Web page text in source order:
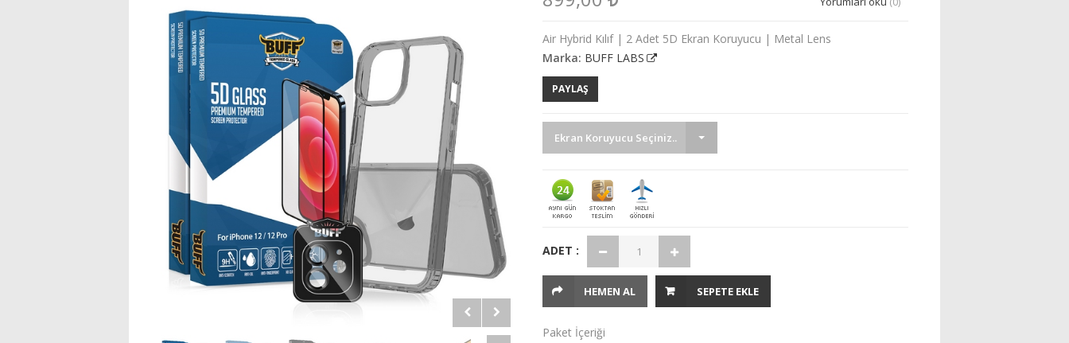
Air Hybrid Kılıf | 2 Adet 5D Ekran Koruyucu | Metal Lens
Marka: BUFF LABS
PAYLAŞ
Ekran Koruyucu Seçiniz..
ADET :
HEMEN AL SEPETE EKLE
Paket İçeriği